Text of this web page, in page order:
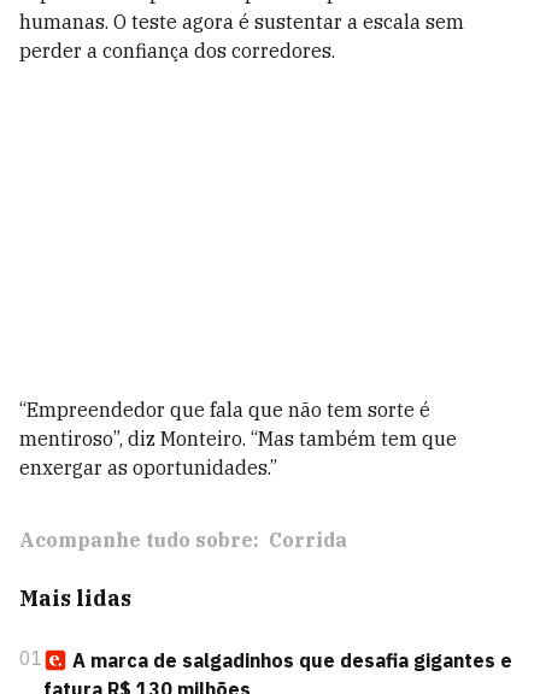
humanas. O teste agora é sustentar a escala sem
perder a confiança dos corredores.
“Empreendedor que fala que não tem sorte é
mentiroso”, diz Monteiro. “Mas também tem que
enxergar as oportunidades.”
Acompanhe tudo sobre: Corrida
Mais lidas
01
A marca de salgadinhos que desafia gigantes e
fatura R$ 130 milhões